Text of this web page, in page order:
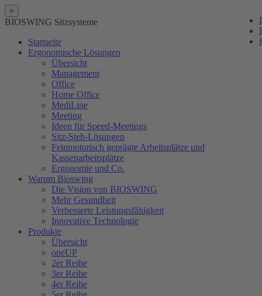
×
BIOSWING Sitzsysteme
Startseite
Ergonomische Lösungen
Übersicht
Management
Office
Home Office
MediLine
Meeting
Ideen für Speed-Meetings
Sitz-Steh-Lösungen
Feinmotorisch geprägte Arbeitsplätze und
Kassenarbeitsplätze
Ergonomie und Co.
Warum Bioswing
Die Vision von BIOSWING
Mehr Gesundheit
Verbesserte Leistungsfähigkeit
Innovative Technologie
Produkte
Übersicht
oneUP
2er Reihe
3er Reihe
4er Reihe